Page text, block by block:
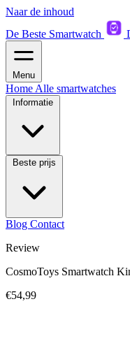
Naar de inhoud
De Beste Smartwatch
Menu
Home Alle smartwatches
Informatie
Beste prijs
Blog Contact
Review
CosmoToys Smartwatch
€54,99